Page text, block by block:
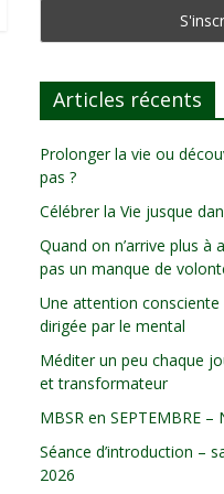
Articles récents
Prolonger la vie ou
pas ?
Célébrer la Vie jusque
Quand on n’arrive plus à
pas un manque de
Une attention consciente
dirigée par le mental
Méditer un peu chaque
et transformateur
MBSR en SEPTEMBRE –
Séance d’introduction –
2026